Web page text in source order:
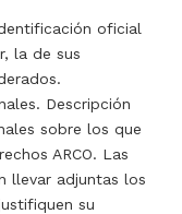
oficial
la de sus
Descripción
sobre los que
ARCO. Las
llevar adjuntas los
su